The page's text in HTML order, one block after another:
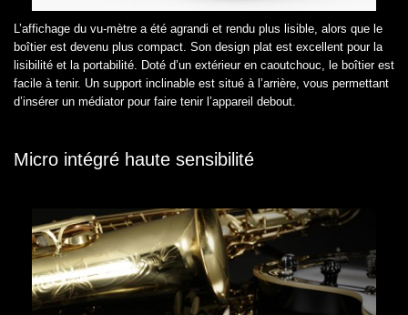
L’affichage du vu-mètre a été agrandi et rendu plus lisible, alors que le
boîtier est devenu plus compact. Son design plat est excellent pour la
lisibilité et la portabilité. Doté d’un extérieur en caoutchouc, le boîtier est
facile à tenir. Un support inclinable est situé à l’arrière, vous permettant
d’insérer un médiator pour faire tenir l’appareil debout.
Micro intégré haute sensibilité